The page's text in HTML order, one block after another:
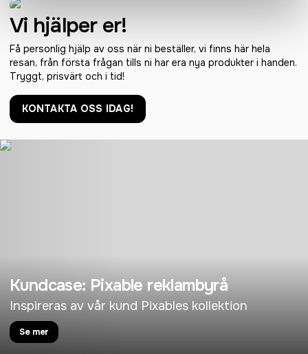
Vi hjälper er!
Få personlig hjälp av oss när ni beställer, vi finns här hela
resan, från första frågan tills ni har era nya produkter i handen.
Tryggt, prisvärt och i tid!
KONTAKTA OSS IDAG!
Kundcase: Pixable reklambyrå
Inspireras av vår kund Pixables kollektion
Se mer